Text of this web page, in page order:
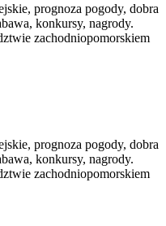
prognoza pogody, dobra
konkursy, nagrody.
zachodniopomorskiem
prognoza pogody, dobra
konkursy, nagrody.
zachodniopomorskiem